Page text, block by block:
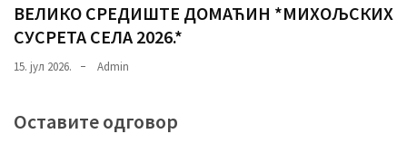
ВЕЛИКО СРЕДИШТЕ ДОМАЋИН *МИХОЉСКИХ
СУСРЕТА СЕЛА 2026.*
15. јул 2026. Admin
Оставите одговор